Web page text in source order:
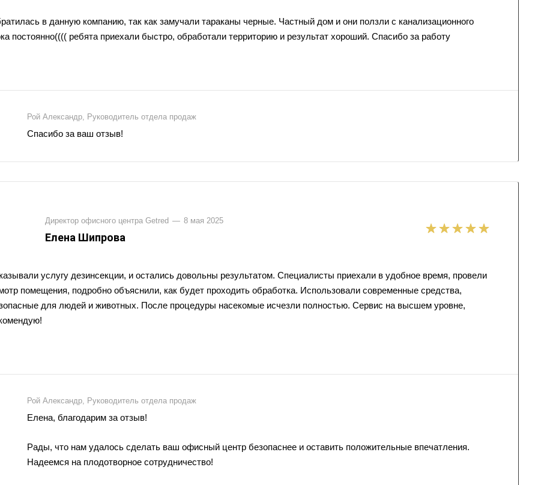
в данную компанию, так как замучали тараканы черные. Частный дом и они ползли с канализационного
постоянно(((( ребята приехали быстро, обработали территорию и результат хороший. Спасибо за работу
Рой Александр, Руководитель отдела продаж
Спасибо за ваш отзыв!
Директор офисного центра Getred — 8 мая 2025
Елена Шипрова
услугу дезинсекции, и остались довольны результатом. Специалисты приехали в удобное время, провели
помещения, подробно объяснили, как будет проходить обработка. Использовали современные средства,
для людей и животных. После процедуры насекомые исчезли полностью. Сервис на высшем уровне,
Рой Александр, Руководитель отдела продаж
Елена, благодарим за отзыв!
Рады, что нам удалось сделать ваш офисный центр безопаснее и оставить положительные впечатления.
Надеемся на плодотворное сотрудничество!